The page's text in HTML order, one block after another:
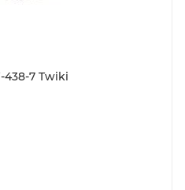
Кроссовки детские TW-438-7 Twiki